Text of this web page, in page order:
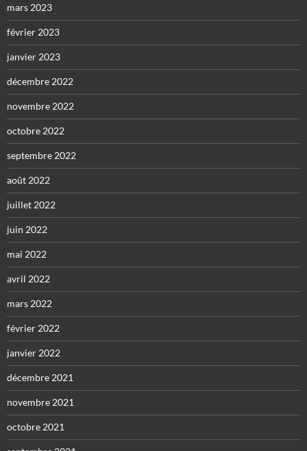
mars 2023
février 2023
janvier 2023
décembre 2022
novembre 2022
octobre 2022
septembre 2022
août 2022
juillet 2022
juin 2022
mai 2022
avril 2022
mars 2022
février 2022
janvier 2022
décembre 2021
novembre 2021
octobre 2021